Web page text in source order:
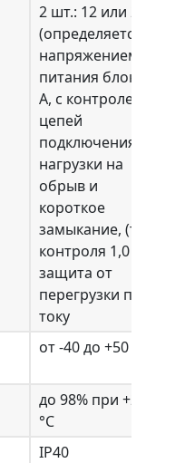
2 шт.: 12 или 24 В
(определяется
напряжением
питания блока), 1
А, с контролем
цепей
подключения
нагрузки на
обрыв и
короткое
замыкание, (ток
контроля 1,0 мА),
защита от
перегрузки по
току
от -40 до +50 °C
до 98% при +25
°C
IР40